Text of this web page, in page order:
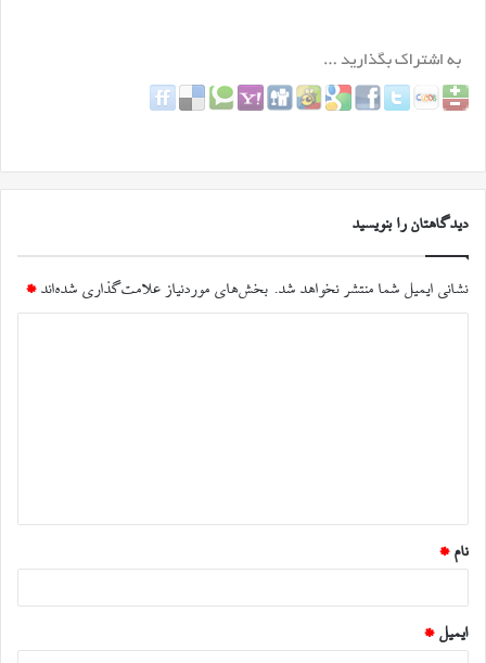
دیدگاهتان را بنویسید
نشانی ایمیل شما منتشر نخواهد شد. بخش‌های موردنیاز علامت‌گذاری شده‌اند *
*
نام *
ایمیل *